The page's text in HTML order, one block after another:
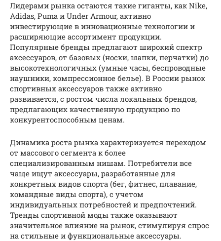
Лидерами рынка остаются такие гиганты, как Nike,
Adidas, Puma и Under Armour, активно
инвестирующие в инновационные технологии и
расширяющие ассортимент продукции.
Популярные бренды предлагают широкий спектр
аксессуаров, от базовых (носки, шапки, перчатки) до
высокотехнологичных (умные часы, беспроводные
наушники, компрессионное белье). В России рынок
спортивных аксессуаров также активно
развивается, с ростом числа локальных брендов,
предлагающих качественную продукцию по
конкурентоспособным ценам.
Динамика роста рынка характеризуется переходом
от массового сегмента к более
специализированным нишам. Потребители все
чаще ищут аксессуары, разработанные для
конкретных видов спорта (бег, фитнес, плавание,
командные виды спорта), с учетом
индивидуальных потребностей и предпочтений.
Тренды спортивной моды также оказывают
значительное влияние на рынок, стимулируя спрос
на стильные и функциональные аксессуары.